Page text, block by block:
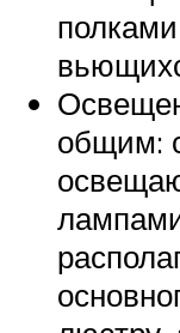
общим: